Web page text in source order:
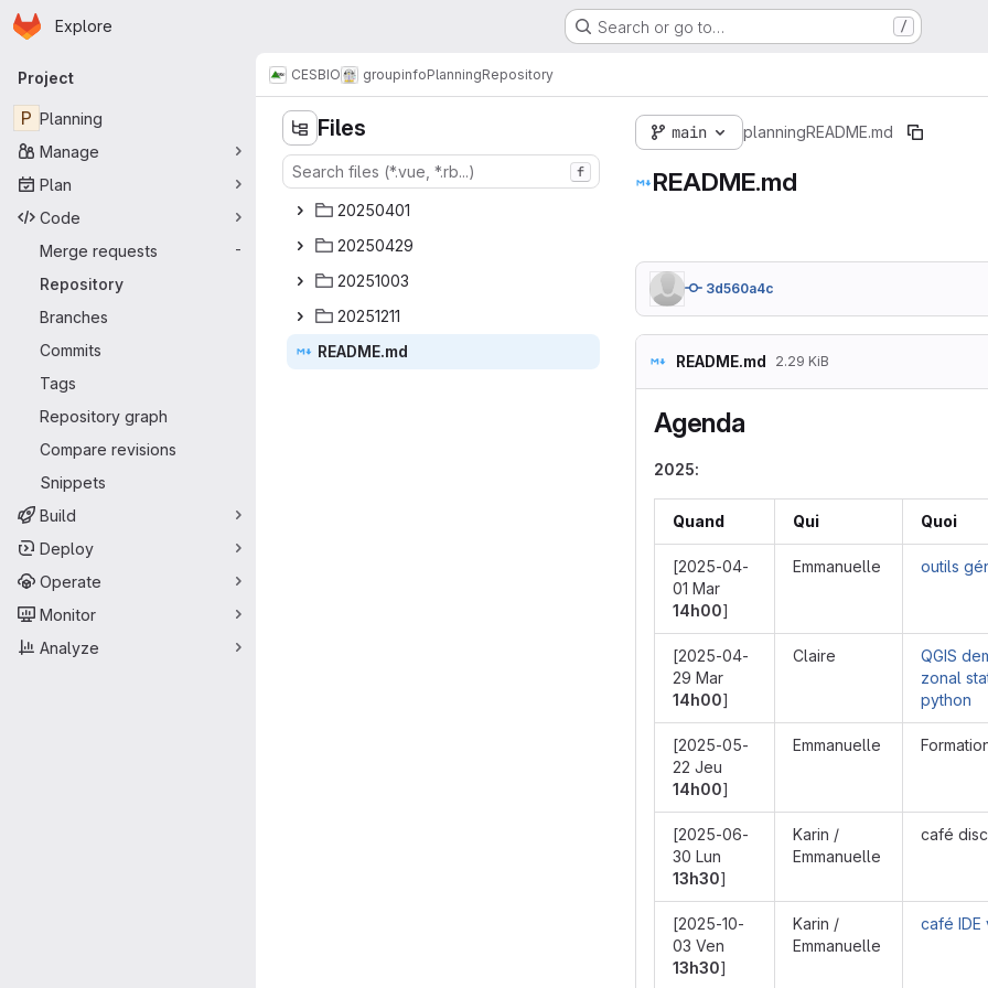
Skip to main content
Homepage
Explore Search or go to… /
Primary navigation
Project
P Planning
Manage
Plan
Code
Merge requests
-
Repository
Branches
Commits
Tags
Repository graph
Compare revisions
Snippets
Build
Deploy
Operate
Monitor
Analyze
CESBIO groupinfoPlanningRepository
Files
f
2025‎0401‎
2025‎0429‎
2025‎1003‎
2025‎1211‎
READ‎ME.md‎
main planningREADME.md
README.md
3d560a4c
README.md 2.29 KiB
Agenda
2025:
Quand Qui Quoi
[2025-04-
01 Mar
14h00]
Emmanuelle outils
[2025-04-
29 Mar
14h00]
Claire
QGIS
zonal
python
[2025-05-
22 Jeu
14h00]
Emmanuelle
[2025-06-
30 Lun
13h30]
Karin /
Emmanuelle
café
[2025-10-
03 Ven
13h30]
Karin /
Emmanuelle
café IDE